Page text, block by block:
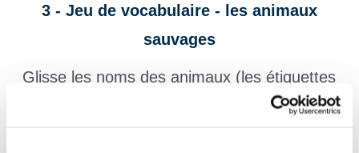
3 - Jeu de vocabulaire - les animaux
sauvages
Glisse les noms des animaux (les étiquettes
violettes) sous les images.